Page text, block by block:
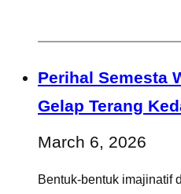
Perihal Semesta
Gelap Terang
March 6, 2026
Bentuk-bentuk imajinatif